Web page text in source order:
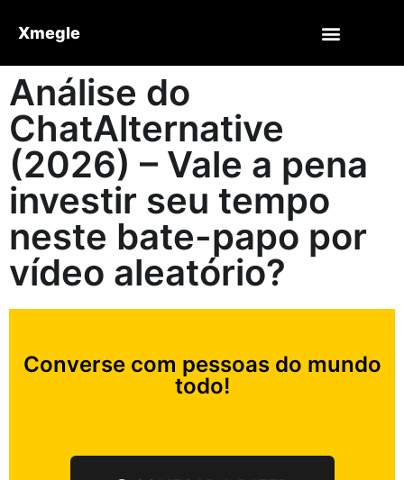
Xmegle
Análise do
ChatAlternative
(2026) – Vale a pena
investir seu tempo
neste bate-papo por
vídeo aleatório?
Converse com pessoas do mundo
todo!